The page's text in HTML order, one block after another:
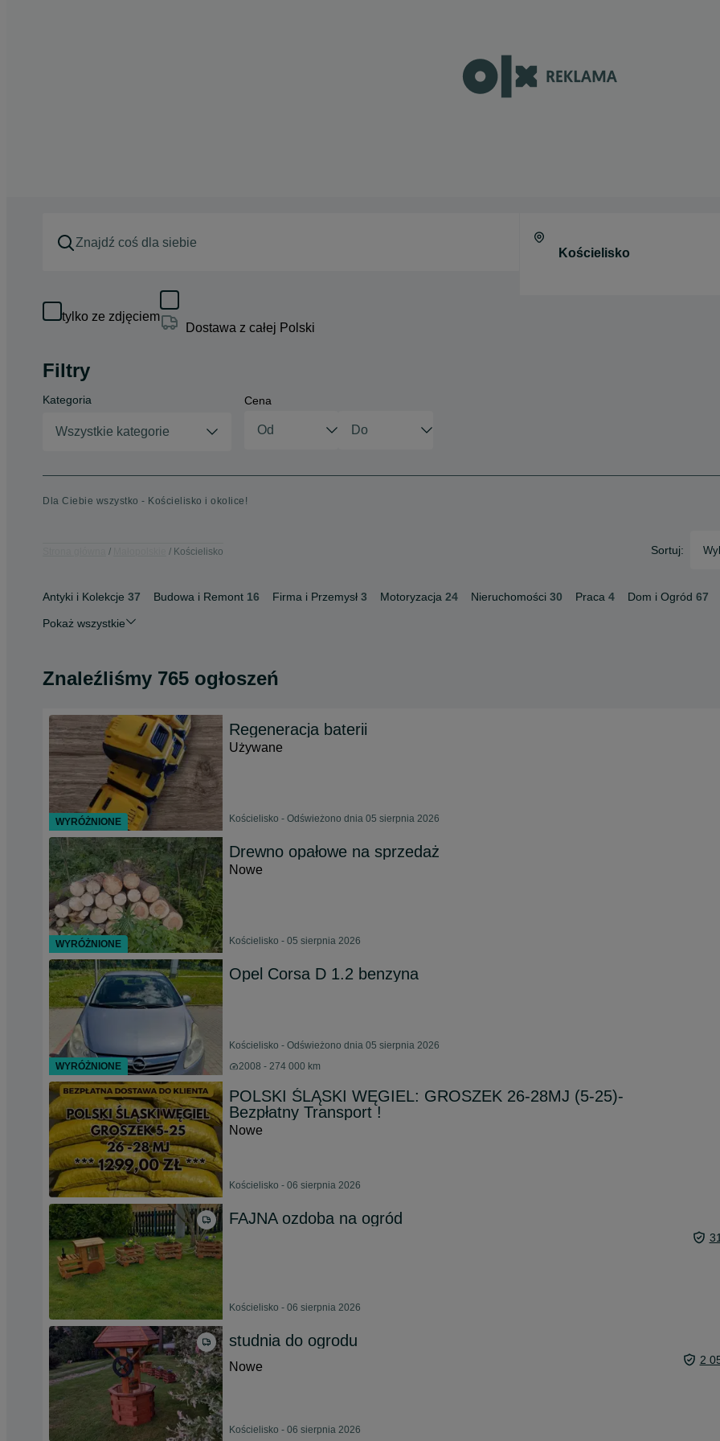
tylko ze zdjęciem
Dostawa z całej Polski
Filtry
Kategoria
Wszystkie kategorie
Cena
Dla Ciebie wszystko - Kościelisko i okolice!
Kościelisko Sortuj:
Antyki i Kolekcje 37 Budowa i Remont 16 Firma i Przemysł 3 Motoryzacja 24 Nieruchomości 30 Praca 4 Dom i Ogród 67
Pokaż wszystkie
Znaleźliśmy 765 ogłoszeń
Regeneracja baterii
Używane
Kościelisko - Odświeżono dnia 05 sierpnia 2026
Drewno opałowe na sprzedaż
Nowe
Kościelisko - 05 sierpnia 2026
Opel Corsa D 1.2 benzyna
Kościelisko - Odświeżono dnia 05 sierpnia 2026
2008 - 274 000 km
POLSKI ŚLĄSKI WĘGIEL: GROSZEK 26-28MJ (5-25)-
Bezpłatny Transport !
Nowe
Kościelisko - 06 sierpnia 2026
FAJNA ozdoba na ogród
Kościelisko - 06 sierpnia 2026
studnia do ogrodu
Nowe 2
Kościelisko - 06 sierpnia 2026
WYRÓŻNIONE
WYRÓŻNIONE
WYRÓŻNIONE